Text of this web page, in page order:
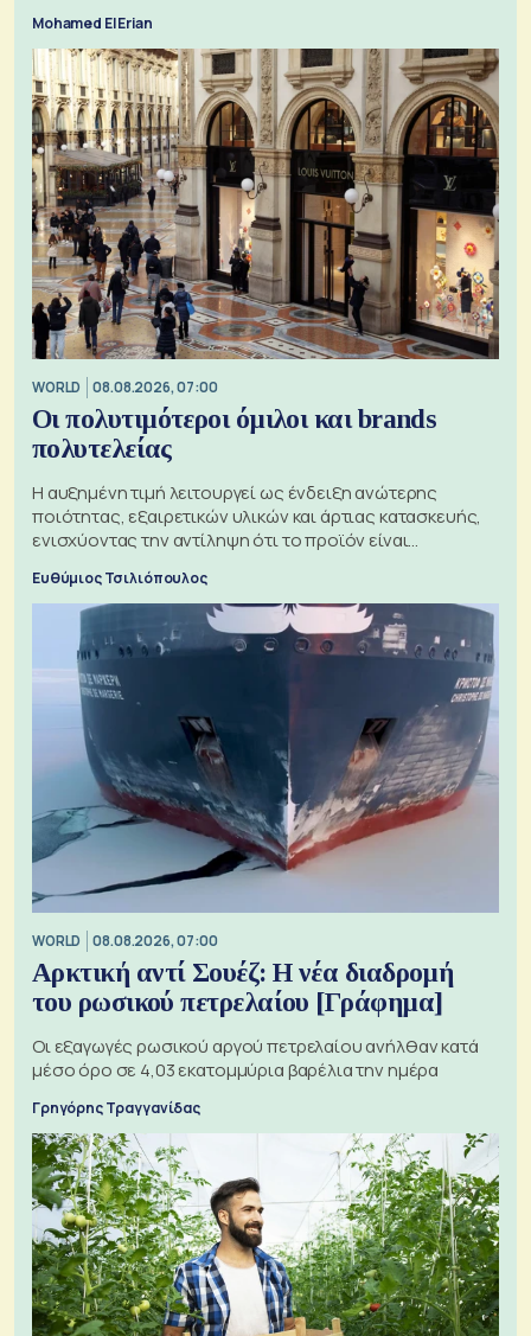
Mohamed El Erian
WORLD 08.08.2026, 07:00
Οι πολυτιμότεροι όμιλοι και brands
πολυτελείας
Η αυξημένη τιμή λειτουργεί ως ένδειξη ανώτερης
ποιότητας, εξαιρετικών υλικών και άρτιας κατασκευής,
ενισχύοντας την αντίληψη ότι το προϊόν είναι
Ευθύμιος Τσιλιόπουλος
WORLD 08.08.2026, 07:00
Αρκτική αντί Σουέζ: Η νέα διαδρομή
του ρωσικού πετρελαίου [Γράφημα]
Οι εξαγωγές ρωσικού αργού πετρελαίου ανήλθαν κατά
μέσο όρο σε 4,03 εκατομμύρια βαρέλια την ημέρα
Γρηγόρης Τραγγανίδας